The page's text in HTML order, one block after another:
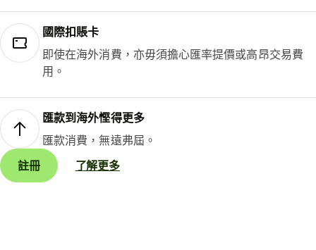
國際扣賬卡
即使在海外消費，亦毋須擔心匯率提價或高昂交易費
用。
匯款到海外慳得更多
匯款消費，無遠弗屆。
註冊
了解更多